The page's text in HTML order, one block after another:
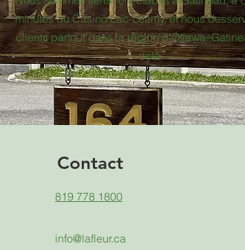
minutes du Casino Lac-Leamy, et nous
clients partout dans la région
delà.
Contact
819 778 1800
info@lafleur.ca